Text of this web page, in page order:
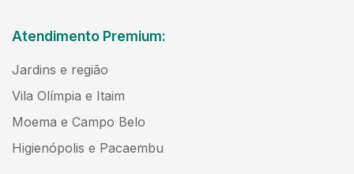
Atendimento Premium:
Jardins e região
Vila Olímpia e Itaim
Moema e Campo Belo
Higienópolis e Pacaembu